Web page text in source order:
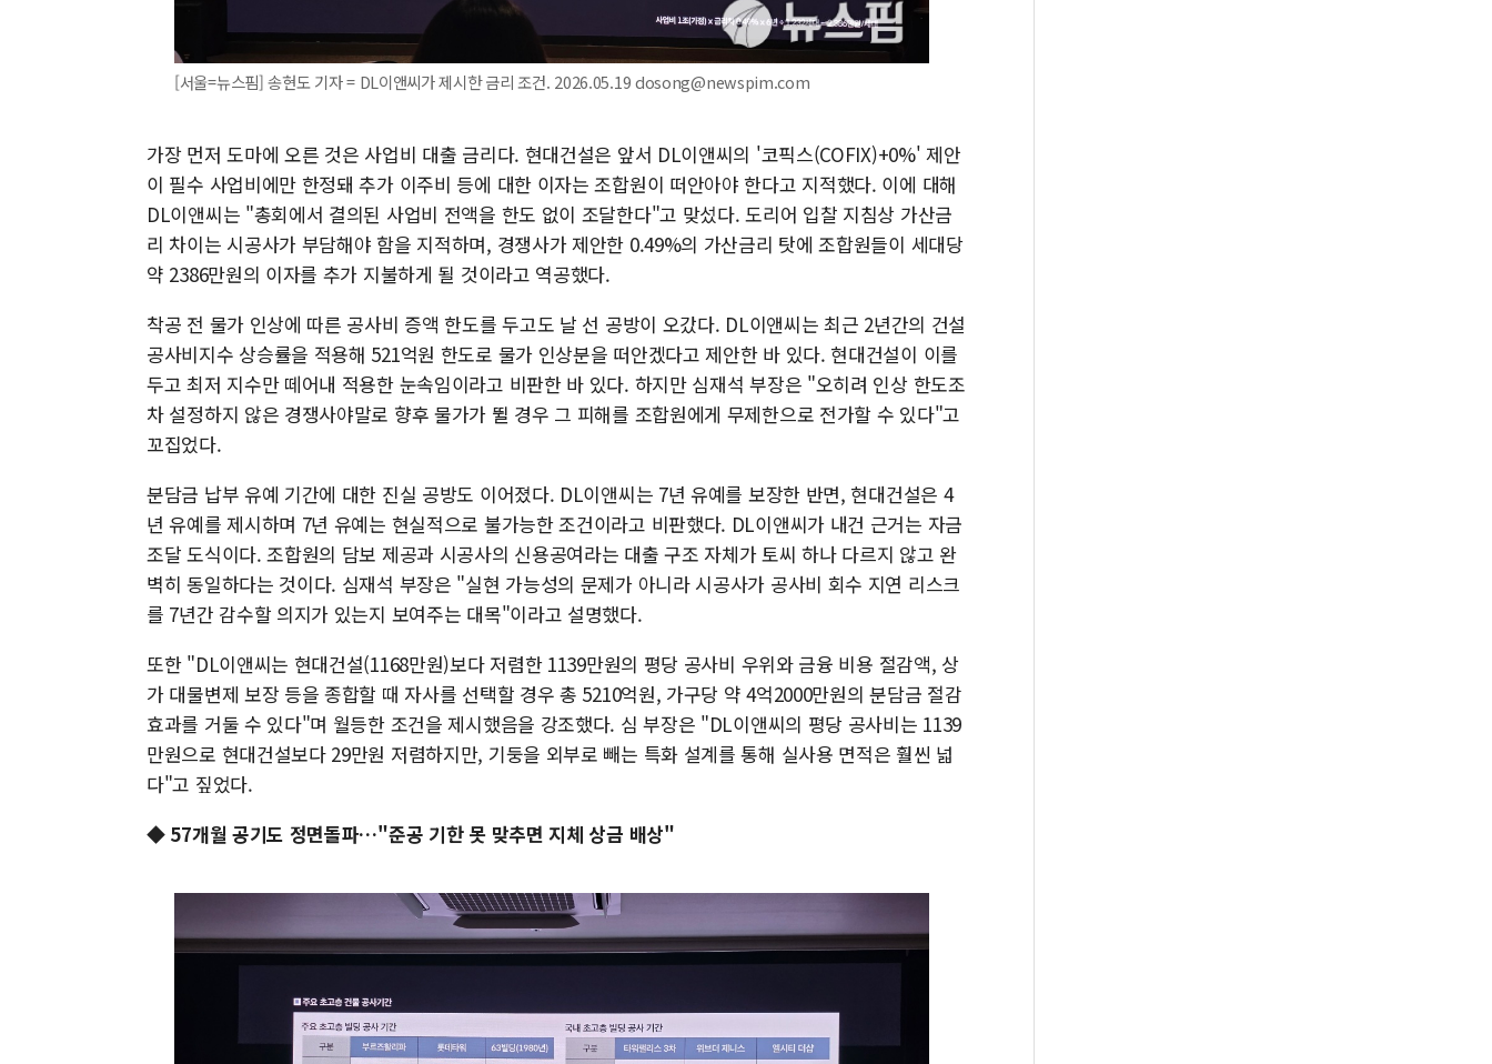
[서울=뉴스핌] 송현도 기자 = DL이앤씨가 제시한 금리 조건. 2026.05.19 dosong@newspim.com
가장 먼저 도마에 오른 것은 사업비 대출 금리다. 현대건설은 앞서 DL이앤씨의 '코픽스(COFIX)+0%' 제안
이 필수 사업비에만 한정돼 추가 이주비 등에 대한 이자는 조합원이 떠안아야 한다고 지적했다. 이에 대해
DL이앤씨는 "총회에서 결의된 사업비 전액을 한도 없이 조달한다"고 맞섰다. 도리어 입찰 지침상 가산금
리 차이는 시공사가 부담해야 함을 지적하며, 경쟁사가 제안한 0.49%의 가산금리 탓에 조합원들이 세대당
약 2386만원의 이자를 추가 지불하게 될 것이라고 역공했다.
착공 전 물가 인상에 따른 공사비 증액 한도를 두고도 날 선 공방이 오갔다. DL이앤씨는 최근 2년간의 건설
공사비지수 상승률을 적용해 521억원 한도로 물가 인상분을 떠안겠다고 제안한 바 있다. 현대건설이 이를
두고 최저 지수만 떼어내 적용한 눈속임이라고 비판한 바 있다. 하지만 심재석 부장은 "오히려 인상 한도조
차 설정하지 않은 경쟁사야말로 향후 물가가 뛸 경우 그 피해를 조합원에게 무제한으로 전가할 수 있다"고
꼬집었다.
분담금 납부 유예 기간에 대한 진실 공방도 이어졌다. DL이앤씨는 7년 유예를 보장한 반면, 현대건설은 4
년 유예를 제시하며 7년 유예는 현실적으로 불가능한 조건이라고 비판했다. DL이앤씨가 내건 근거는 자금
조달 도식이다. 조합원의 담보 제공과 시공사의 신용공여라는 대출 구조 자체가 토씨 하나 다르지 않고 완
벽히 동일하다는 것이다. 심재석 부장은 "실현 가능성의 문제가 아니라 시공사가 공사비 회수 지연 리스크
를 7년간 감수할 의지가 있는지 보여주는 대목"이라고 설명했다.
또한 "DL이앤씨는 현대건설(1168만원)보다 저렴한 1139만원의 평당 공사비 우위와 금융 비용 절감액, 상
가 대물변제 보장 등을 종합할 때 자사를 선택할 경우 총 5210억원, 가구당 약 4억2000만원의 분담금 절감
효과를 거둘 수 있다"며 월등한 조건을 제시했음을 강조했다. 심 부장은 "DL이앤씨의 평당 공사비는 1139
만원으로 현대건설보다 29만원 저렴하지만, 기둥을 외부로 빼는 특화 설계를 통해 실사용 면적은 훨씬 넓
다"고 짚었다.
◆ 57개월 공기도 정면돌파…"준공 기한 못 맞추면 지체 상금 배상"